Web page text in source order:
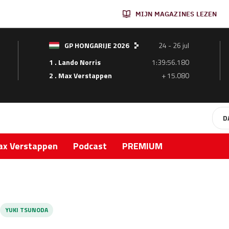
MIJN MAGAZINES LEZEN
GP HONGARIJE 2026
24 - 26 jul
1 . Lando Norris
1:39:56.180
2 . Max Verstappen
+ 15.080
Verstappen Podcast PREMIUM
YUKI TSUNODA